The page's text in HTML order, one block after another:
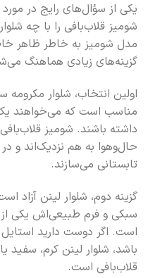
یکی از سؤال‌های رایج در
شومیز قلاب‌بافی را با چه
مدل شومیز به خاطر ظاهر
گزینه‌های زیادی هماهنگ
اولین انتخاب، شلوار
مناسب است که می‌خواهند
داشته باشند. شومیز
حال‌و‌هوا به هم نزدیک‌اند و
تابستانی می‌سازند.
گزینه دوم، شلوار لینن آزاد
سبکی و فرم طبیعی‌اش یکی از
است. اگر دوست دارید استایل
باشد، شلوار لینن کرم، سفید
قلاب‌بافی است.